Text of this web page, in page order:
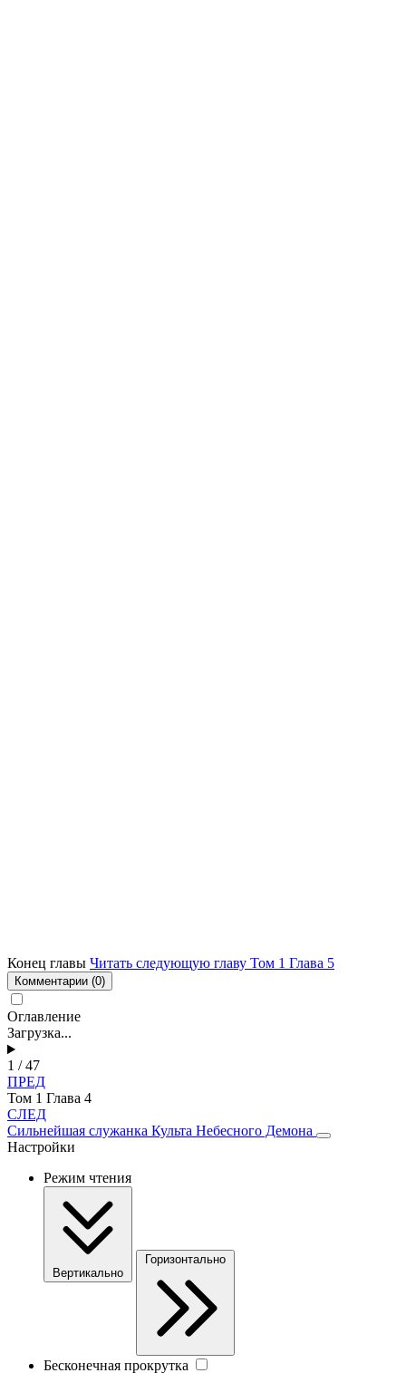
Конец главы Читать следующую главу Том 1 Глава 5
Комментарии (0)
Оглавление
Загрузка...
1 / 47
ПРЕД
Том 1 Глава 4
СЛЕД
Сильнейшая служанка Культа Небесного Демона
Настройки
Режим чтения
Вертикально
Горизонтально
Бесконечная прокрутка